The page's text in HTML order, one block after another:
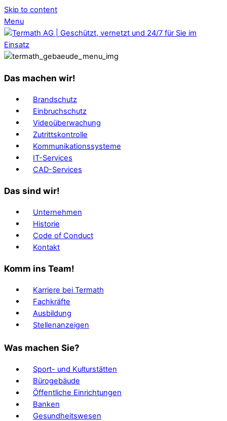
Skip to content
Menu
Das machen wir!
Brandschutz
Einbruchschutz
Videoüberwachung
Zutrittskontrolle
Kommunikationssysteme
IT-Services
CAD-Services
Das sind wir!
Unternehmen
Historie
Code of Conduct
Kontakt
Komm ins Team!
Karriere bei Termath
Fachkräfte
Ausbildung
Stellenanzeigen
Was machen Sie?
Sport- und Kulturstätten
Bürogebäude
Öffentliche Einrichtungen
Banken
Gesundheitswesen